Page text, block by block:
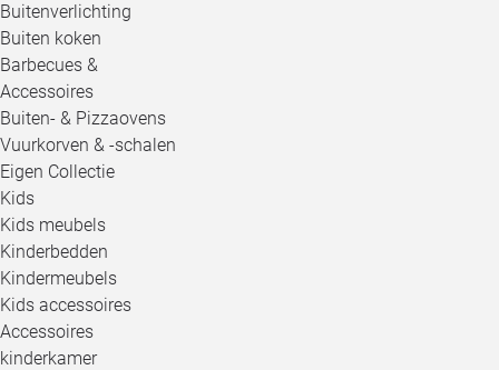
Buitenverlichting
Buiten koken
Barbecues &
Accessoires
Buiten- & Pizzaovens
Vuurkorven & -schalen
Eigen Collectie
Kids
Kids meubels
Kinderbedden
Kindermeubels
Kids accessoires
Accessoires
kinderkamer